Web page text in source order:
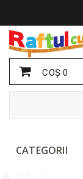
COŞ0
CATEGORII